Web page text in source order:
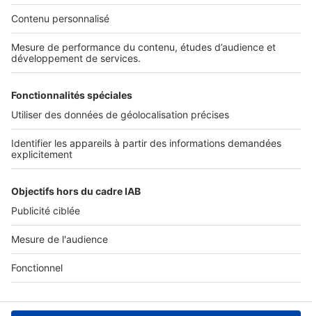
Nos solutions pro
Actualités pro
Nous contacter
Connexion à My SeLoger Pro
Espace Presse